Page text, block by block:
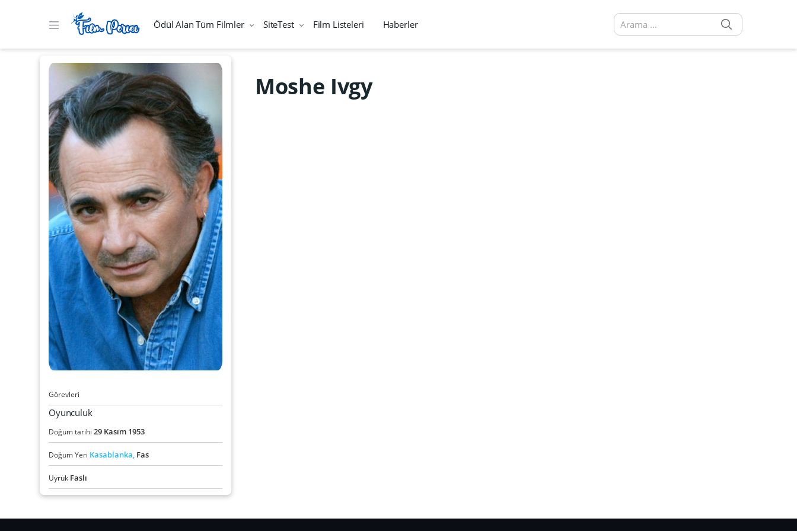
Ödül Alan Tüm Filmler SiteTest Film Listeleri Haberler
Arama sonuçları:
Görevleri
Oyunculuk
Doğum tarihi 29 Kasım 1953
Doğum Yeri Kasablanka, Fas
Uyruk Faslı
Moshe Ivgy